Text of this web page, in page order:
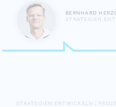
BERNHARD
STRATEGIEN
STRATEGIEN ENTWICKELN |